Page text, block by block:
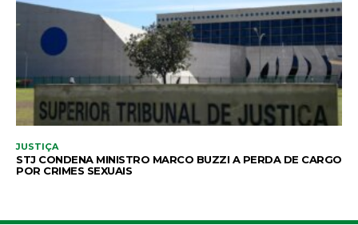
JUSTIÇA
STJ CONDENA MINISTRO MARCO BUZZI A PERDA DE CARGO
POR CRIMES SEXUAIS